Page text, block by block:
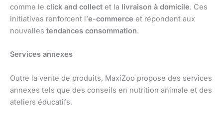
comme le click and collect et la livraison à domicile. Ces
initiatives renforcent l’e-commerce et répondent aux
nouvelles tendances consommation.
Services annexes
Outre la vente de produits, MaxiZoo propose des services
annexes tels que des conseils en nutrition animale et des
ateliers éducatifs.